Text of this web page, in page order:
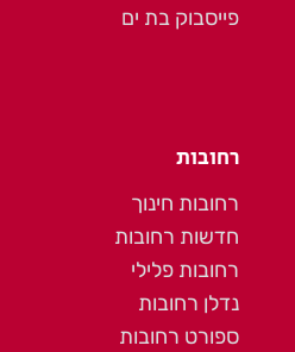
פייסבוק בת ים
רחובות
רחובות חינוך
חדשות רחובות
רחובות פלילי
נדלן רחובות
ספורט רחובות